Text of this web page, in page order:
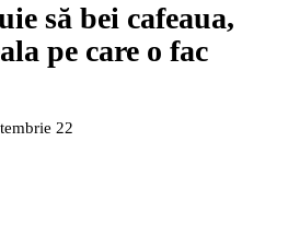
să bei cafeaua,
pe care o fac
22